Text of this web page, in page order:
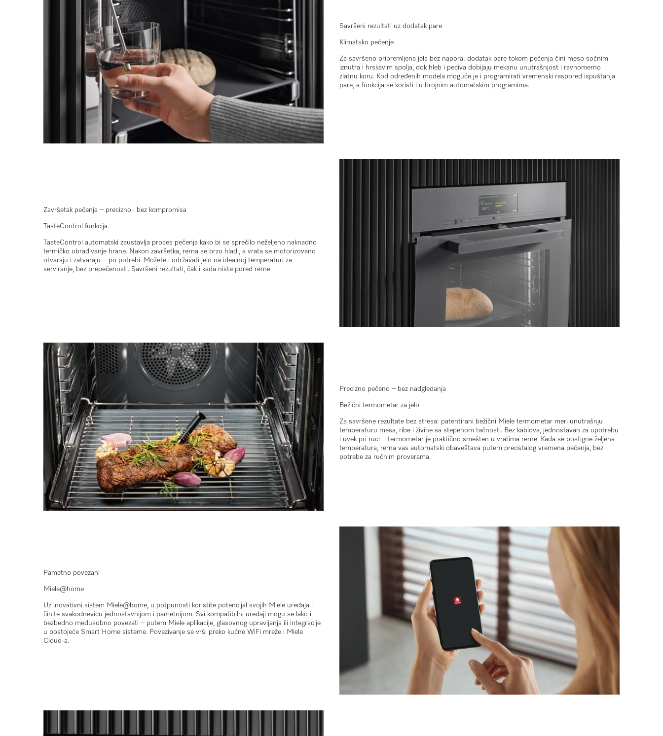
Savršeni rezultati uz dodatak pare
Klimatsko pečenje
Za savršeno pripremljena jela bez napora: dodatak pare tokom pečenja čini meso sočnim
iznutra i hrskavim spolja , dok hleb i peciva dobijaju mekanu unutrašnjost i ravnomerno
zlatnu koru. Kod određenih modela moguće je i programirati vremenski raspored ispuštanja
pare , a funkcija se koristi i u brojnim automatskim programima.
Završetak pečenja – precizno i bez kompromisa
TasteControl funkcija
TasteControl automatski zaustavlja proces pečenja kako bi se sprečilo neželjeno naknadno
termičko obrađivanje hrane. Nakon završetka, rerna se brzo hladi, a vrata se motorizovano
otvaraju i zatvaraju – po potrebi. Možete i održavati jelo na idealnoj temperaturi za
serviranje , bez prepečenosti. Savršeni rezultati, čak i kada niste pored rerne.
Precizno pečeno – bez nadgledanja
Bežični termometar za jelo
Za savršene rezultate bez stresa: patentirani bežični Miele termometar meri unutrašnju
temperaturu mesa, ribe i živine sa stepenom tačnosti. Bez kablova, jednostavan za upotrebu
i uvek pri ruci – termometar je praktično smešten u vratima rerne. Kada se postigne željena
temperatura, rerna vas automatski obaveštava putem preostalog vremena pečenja, bez
potrebe za ručnim proverama.
Pametno povezani
Miele@home
Uz inovativni sistem Miele@home, u potpunosti koristite potencijal svojih Miele uređaja i
činite svakodnevicu jednostavnijom i pametnijom. Svi kompatibilni uređaji mogu se lako i
bezbedno međusobno povezati – putem Miele aplikacije, glasovnog upravljanja ili integracije
u postojeće Smart Home sisteme. Povezivanje se vrši preko kućne WiFi mreže i Miele
Cloud-a.